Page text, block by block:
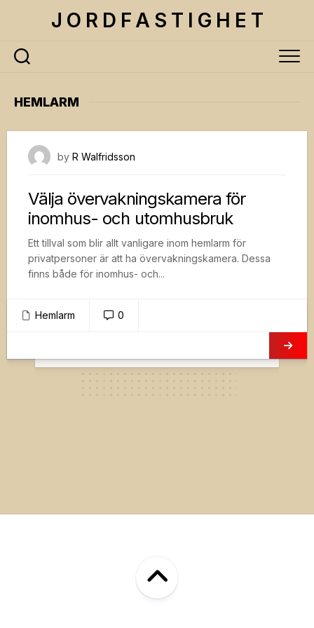
J O R D F A S T I G H E T
HEMLARM
by R Walfridsson
Välja övervakningskamera för
inomhus- och utomhusbruk
Ett tillval som blir allt vanligare inom hemlarm för
privatpersoner är att ha övervakningskamera. Dessa
finns både för inomhus- och...
Hemlarm 0